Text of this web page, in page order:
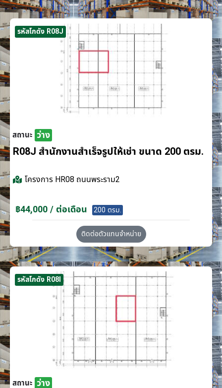
รหัสโกดัง R08J
สถานะ ว่าง
R08J สำนักงานสำเร็จรูปให้เช่า ขนาด 200 ตรม.
โครงการ HR08 ถนนพระราม2
฿44,000 / ต่อเดือน 200 ตรม.
ติดต่อตัวแทนจำหน่าย
รหัสโกดัง R08I
สถานะ ว่าง